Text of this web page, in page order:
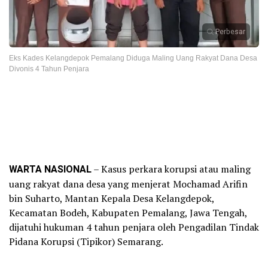
Perbesar
Eks Kades Kelangdepok Pemalang Diduga Maling Uang Rakyat Dana Desa
Divonis 4 Tahun Penjara
WARTA NASIONAL– Kasus perkara korupsi atau maling
uang rakyat dana desa yang menjerat Mochamad Arifin
bin Suharto, Mantan Kepala Desa Kelangdepok,
Kecamatan Bodeh, Kabupaten Pemalang, Jawa Tengah,
dijatuhi hukuman 4 tahun penjara oleh Pengadilan Tindak
Pidana Korupsi (Tipikor) Semarang.